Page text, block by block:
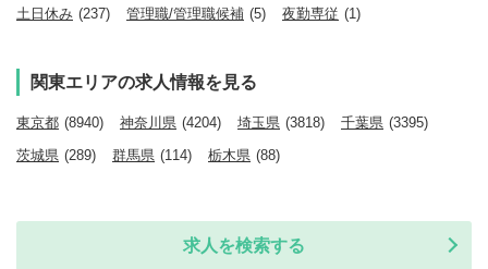
土日休み (237) 管理職/管理職候補 (5) 夜勤専従 (1)
関東エリアの求人情報を見る
東京都 (8940) 神奈川県 (4204) 埼玉県 (3818) 千葉県 (3395)
茨城県 (289) 群馬県 (114) 栃木県 (88)
求人を検索する